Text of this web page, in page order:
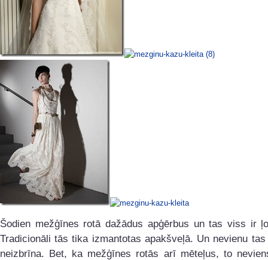
Šodien mežģīnes rotā dažādus apģērbus un tas viss ir
Tradicionāli tās tika izmantotas apakšveļā. Un nevienu
neizbrīna. Bet, ka mežģīnes rotās arī mēteļus, to